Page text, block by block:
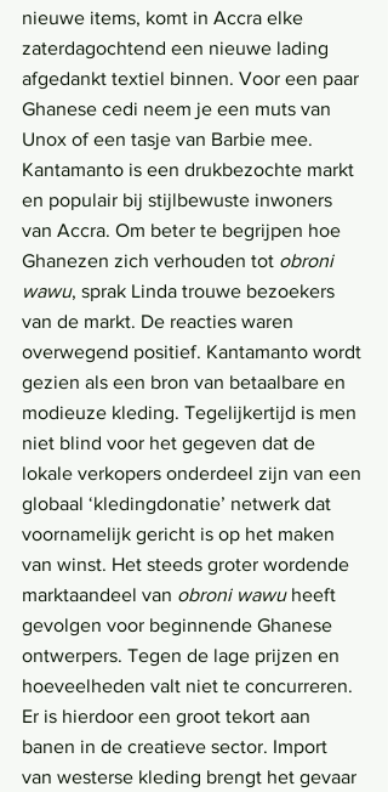
nieuwe items, komt in Accra elke
zaterdagochtend een nieuwe lading
afgedankt textiel binnen. Voor een paar
Ghanese cedi neem je een muts van
Unox of een tasje van Barbie mee.
Kantamanto is een drukbezochte markt
en populair bij stijlbewuste inwoners
van Accra. Om beter te begrijpen hoe
Ghanezen zich verhouden tot obroni
wawu, sprak Linda trouwe bezoekers
van de markt. De reacties waren
overwegend positief. Kantamanto wordt
gezien als een bron van betaalbare en
modieuze kleding. Tegelijkertijd is men
niet blind voor het gegeven dat de
lokale verkopers onderdeel zijn van een
globaal ‘kledingdonatie’ netwerk dat
voornamelijk gericht is op het maken
van winst. Het steeds groter wordende
marktaandeel van obroni wawu heeft
gevolgen voor beginnende Ghanese
ontwerpers. Tegen de lage prijzen en
hoeveelheden valt niet te concurreren.
Er is hierdoor een groot tekort aan
banen in de creatieve sector. Import
van westerse kleding brengt het gevaar